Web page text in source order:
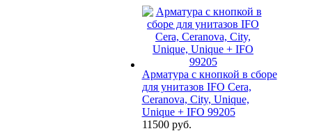
Арматура с кнопкой в сборе
для унитазов IFO Cera,
Ceranova, City, Unique,
Unique + IFO 99205
11500 руб.